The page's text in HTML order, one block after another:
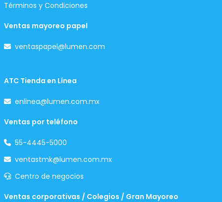
Términos y Condiciones
Ventas mayoreo papel
ventaspapel@lumen.com
ATC Tienda en Línea
enlinea@lumen.com.mx
Ventas por teléfono
55-4445-5000
ventastmk@lumen.com.mx
Centro de negocios
Ventas corporativas / Colegios / Gran Mayoreo